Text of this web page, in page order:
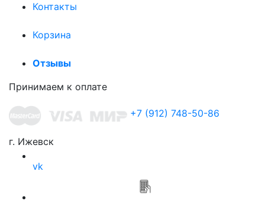
Контакты
Корзина
Отзывы
Принимаем к оплате
+7 (912) 748-50-86
г. Ижевск
vk